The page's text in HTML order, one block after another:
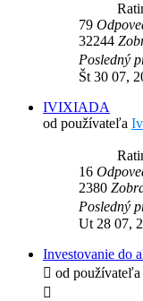
79
32244
Posledný
Št 30 07,
IVIXIADA
od používateľa
16
2380
Posledný
Ut 28 07,
Investovanie do
od používateľa